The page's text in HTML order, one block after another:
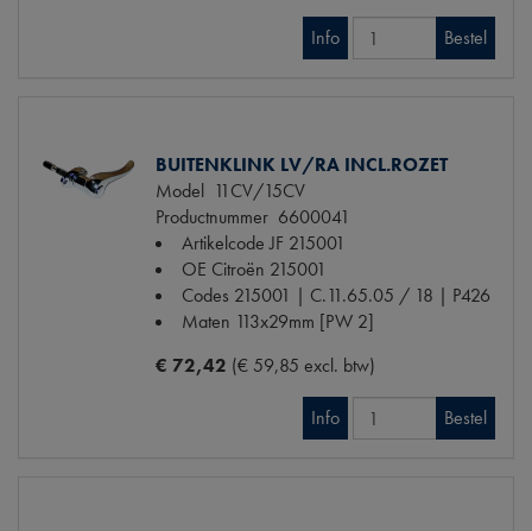
Info Bestel
BUITENKLINK LV/RA INCL.ROZET
Model 11CV/15CV
Productnummer 6600041
Artikelcode JF 215001
OE Citroën 215001
Codes 215001 | C.11.65.05 / 18 | P426
Maten 113x29mm [PW 2]
€ 72,42 (€ 59,85 excl. btw)
Info Bestel